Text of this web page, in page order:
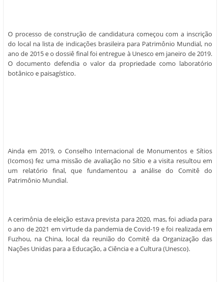
O processo de construção de candidatura começou com a inscrição
do local na lista de indicações brasileira para Patrimônio Mundial, no
ano de 2015 e o dossiê final foi entregue à Unesco em janeiro de 2019.
O documento defendia o valor da propriedade como laboratório
botânico e paisagístico.
Ainda em 2019, o Conselho Internacional de Monumentos e Sítios
(Icomos) fez uma missão de avaliação no Sítio e a visita resultou em
um relatório final, que fundamentou a análise do Comitê do
Patrimônio Mundial.
A cerimônia de eleição estava prevista para 2020, mas, foi adiada para
o ano de 2021 em virtude da pandemia de Covid-19 e foi realizada em
Fuzhou, na China, local da reunião do Comitê da Organização das
Nações Unidas para a Educação, a Ciência e a Cultura (Unesco).